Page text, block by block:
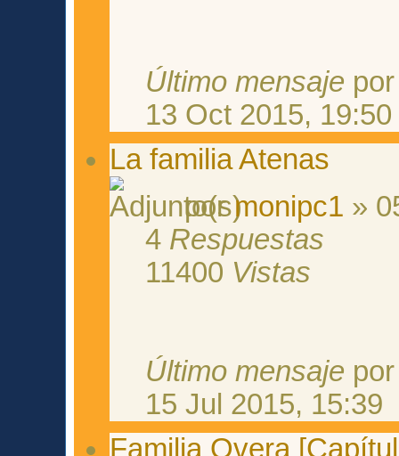
Último mensaje
13 Oct 2015, 19:50
La familia Atenas
pormonipc1 »
4 Respuestas
11400 Vistas
Último mensaje
15 Jul 2015, 15:39
Familia Overa